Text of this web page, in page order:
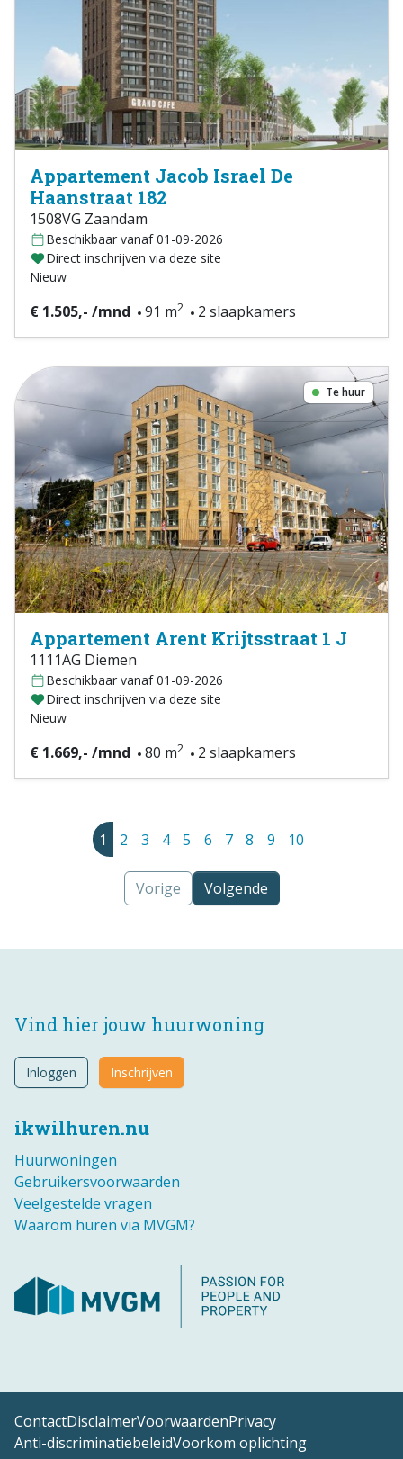
Appartement Jacob Israel De
Haanstraat 182
1508VG Zaandam
Beschikbaar vanaf 01-09-2026
Direct inschrijven via deze site
Nieuw
€ 1.505,- /mnd 91 m2 2 slaapkamers
Te huur
Appartement Arent Krijtsstraat 1 J
1111AG Diemen
Beschikbaar vanaf 01-09-2026
Direct inschrijven via deze site
Nieuw
€ 1.669,- /mnd 80 m2 2 slaapkamers
1 2 3 4 5 6 7 8 9 10
Vorige Volgende
ikwilhuren.nu
Huurwoningen
Gebruikersvoorwaarden
Veelgestelde vragen
Waarom huren via MVGM?
Vind hier jouw huurwoning
Inloggen Inschrijven
ContactDisclaimerVoorwaardenPrivacy
Anti-discriminatiebeleidVoorkom oplichting